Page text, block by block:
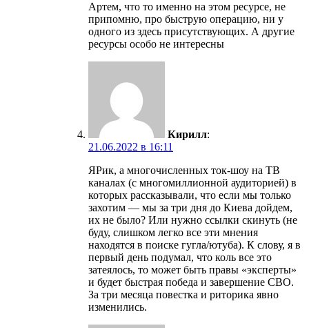
Артем, что то именно на этом ресурсе, не
припомню, про быструю операцию, ни у
одного из здесь присутствующих. А другие
ресурсы особо не интересны
Кирилл:
21.06.2022 в 16:11
ЯРик, а многочисленных ток-шоу на ТВ
каналах (с многомиллионной аудиторией) в
которых рассказывали, что если мы только
захотим — мы за три дня до Киева дойдем,
их не было? Или нужно ссылки скинуть (не
буду, слишком легко все эти мнения
находятся в поиске гугла/ютуба). К слову, я в
первый день подумал, что коль все это
затеялось, то может быть правы «эксперты»
и будет быстрая победа и завершение СВО.
За три месяца повестка и риторика явно
изменились.